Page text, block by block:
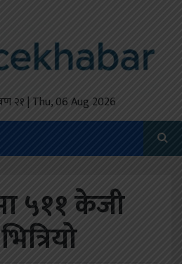
२१ | Thu, 06 Aug 2026
५११ केजी